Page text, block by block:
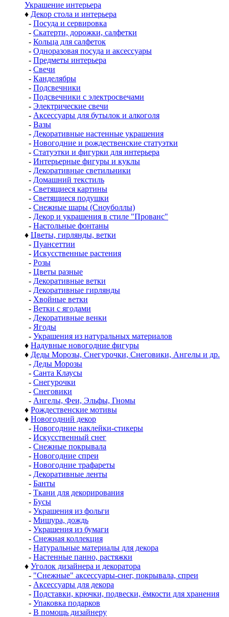
Украшение интерьера
♦ Декор стола и интерьера
- Посуда и сервировка
- Скатерти, дорожки, салфетки
- Кольца для салфеток
- Одноразовая посуда и аксессуары
- Предметы интерьера
- Свечи
- Канделябры
- Подсвечники
- Подсвечники с электросвечами
- Электрические свечи
- Аксессуары для бутылок и алкоголя
- Вазы
- Декоративные настенные украшения
- Новогодние и рождественские статуэтки
- Статуэтки и фигурки для интерьера
- Интерьерные фигуры и куклы
- Декоративные светильники
- Домашний текстиль
- Светящиеся картины
- Светящиеся подушки
- Снежные шары (Сноуболлы)
- Декор и украшения в стиле "Прованс"
- Настольные фонтаны
♦ Цветы, гирлянды, ветки
- Пуансеттии
- Искусственные растения
- Розы
- Цветы разные
- Декоративные ветки
- Декоративные гирлянды
- Хвойные ветки
- Ветки с ягодами
- Декоративные венки
- Ягоды
- Украшения из натуральных материалов
♦ Надувные новогодние фигуры
♦ Деды Морозы, Снегурочки, Снеговики, Ангелы и др.
- Деды Морозы
- Санта Клаусы
- Снегурочки
- Снеговики
- Ангелы, Феи, Эльфы, Гномы
♦ Рождественские мотивы
♦ Новогодний декор
- Новогодние наклейки-стикеры
- Искусственный снег
- Снежные покрывала
- Новогодние спреи
- Новогодние трафареты
- Декоративные ленты
- Банты
- Ткани для декорирования
- Бусы
- Украшения из фольги
- Мишура, дождь
- Украшения из бумаги
- Снежная коллекция
- Натуральные материалы для декора
- Настенные панно, растяжки
♦ Уголок дизайнера и декоратора
- "Снежные" аксессуары-снег, покрывала, спреи
- Аксессуары для декора
- Подставки, крючки, подвески, ёмкости для хранения
- Упаковка подарков
- В помощь дизайнеру